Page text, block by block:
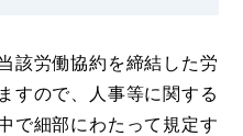
該労働協約を締結した労
すので、人事等に関する
で細部にわたって規定す